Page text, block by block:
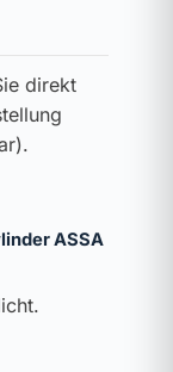
direkt
ASSA